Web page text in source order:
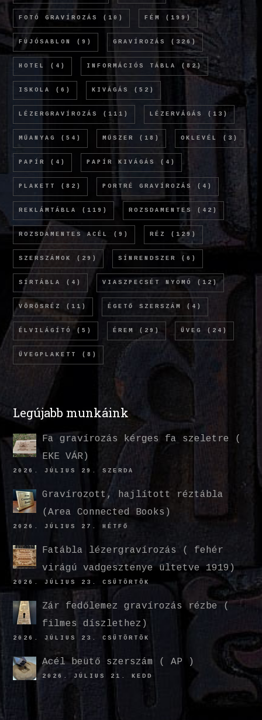
FOTÓ GRAVÍROZÁS (10) FÉM (199)
FÚJÓSABLON (9) GRAVÍROZÁS (326)
HOTEL (4) INFORMÁCIÓS TÁBLA (82)
ISKOLA (6) KIVÁGÁS (52)
LÉZERGRAVÍROZÁS (111) LÉZERVÁGÁS (13)
MŰANYAG (54) MŰSZER (18) OKLEVÉL (3)
PAPÍR (4) PAPÍR KIVÁGÁS (4)
PLAKETT (82) PORTRÉ GRAVÍROZÁS (4)
REKLÁMTÁBLA (119) ROZSDAMENTES (42)
ROZSDAMENTES ACÉL (9) RÉZ (129)
SZERSZÁMOK (29) SÍNRENDSZER (6)
SÍRTÁBLA (4) VIASZPECSÉT NYOMÓ (12)
VÖRÖSRÉZ (11) ÉGETŐ SZERSZÁM (4)
ÉLVILÁGÍTÓ (5) ÉREM (29) ÜVEG (24)
ÜVEGPLAKETT (8)
Legújabb munkáink
Fa gravírozás kérges fa szeletre (
EKE VÁR)
2026. JÚLIUS 29. SZERDA
Gravírozott, hajlított réztábla
(Area Connected Books)
2026. JÚLIUS 27. HÉTFŐ
Fatábla lézergravírozás ( fehér
virágú vadgesztenye ültetve 1919)
2026. JÚLIUS 23. CSÜTÖRTÖK
Zár fedőlemez gravírozás rézbe (
filmes díszlethez)
2026. JÚLIUS 23. CSÜTÖRTÖK
Acél beütő szerszám ( AP )
2026. JÚLIUS 21. KEDD